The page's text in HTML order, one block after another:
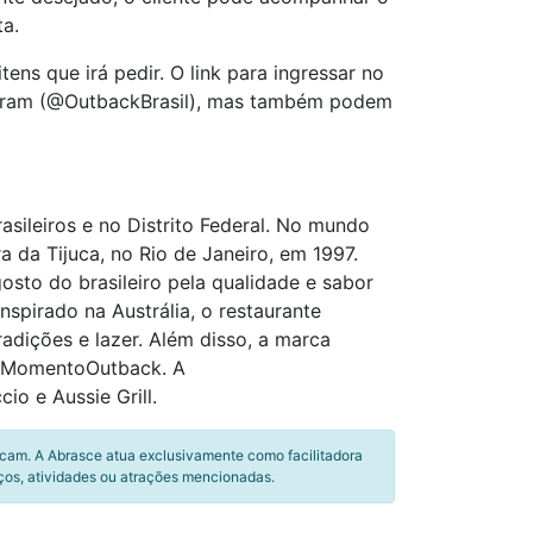
que irá pedir. O link para ingressar no
(@OutbackBrasil), mas também podem
e no Distrito Federal. No mundo
da Tijuca, no Rio de Janeiro, em 1997.
do brasileiro pela qualidade e sabor
na Austrália, o restaurante
e lazer. Além disso, a marca
A
e Aussie Grill.
A Abrasce atua exclusivamente como facilitadora
atividades ou atrações mencionadas.